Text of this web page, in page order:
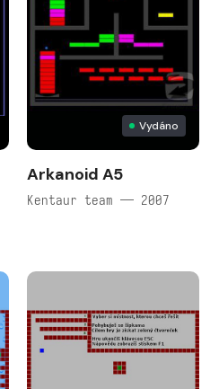
Vydáno
Arkanoid A5
Kentaur team — 2007